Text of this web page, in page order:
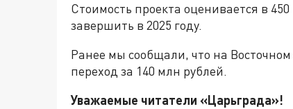
Стоимость проекта оценивается в
завершить в 2025 году.
Ранее мы сообщали, что на
переход за 140 млн рублей.
Уважаемые читатели «Царьграда»!